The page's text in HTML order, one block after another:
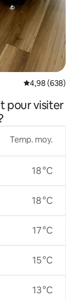
Évaluation
4,98 (638)
pour visiter
Temp. moy.
18 °C
18 °C
17 °C
15 °C
13 °C